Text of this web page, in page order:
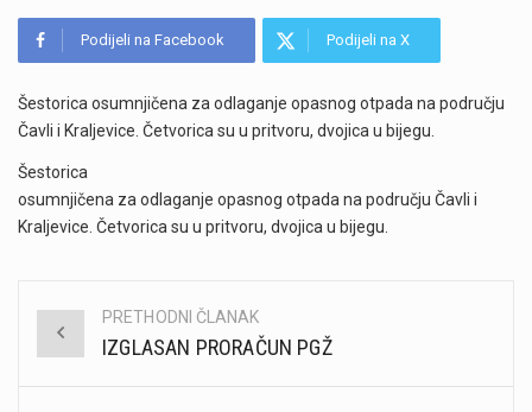
Podijeli na Facebook Podijeli na X
Šestorica osumnjičena za odlaganje opasnog otpada na području
Čavli i Kraljevice. Četvorica su u pritvoru, dvojica u bijegu.
Šestorica
osumnjičena za odlaganje opasnog otpada na području Čavli i
Kraljevice. Četvorica su u pritvoru, dvojica u bijegu.
Post
PRETHODNI ČLANAK
IZGLASAN PRORAČUN PGŽ